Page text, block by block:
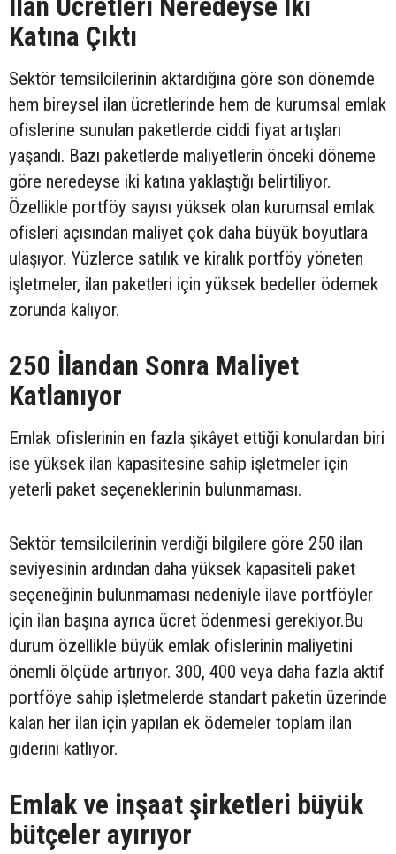
İlan Ücretleri Neredeyse İki
Katına Çıktı
Sektör temsilcilerinin aktardığına göre son dönemde
hem bireysel ilan ücretlerinde hem de kurumsal emlak
ofislerine sunulan paketlerde ciddi fiyat artışları
yaşandı. Bazı paketlerde maliyetlerin önceki döneme
göre neredeyse iki katına yaklaştığı belirtiliyor.
Özellikle portföy sayısı yüksek olan kurumsal emlak
ofisleri açısından maliyet çok daha büyük boyutlara
ulaşıyor. Yüzlerce satılık ve kiralık portföy yöneten
işletmeler, ilan paketleri için yüksek bedeller ödemek
zorunda kalıyor.
250 İlandan Sonra Maliyet
Katlanıyor
Emlak ofislerinin en fazla şikâyet ettiği konulardan biri
ise yüksek ilan kapasitesine sahip işletmeler için
yeterli paket seçeneklerinin bulunmaması.
Sektör temsilcilerinin verdiği bilgilere göre 250 ilan
seviyesinin ardından daha yüksek kapasiteli paket
seçeneğinin bulunmaması nedeniyle ilave portföyler
için ilan başına ayrıca ücret ödenmesi gerekiyor.Bu
durum özellikle büyük emlak ofislerinin maliyetini
önemli ölçüde artırıyor. 300, 400 veya daha fazla aktif
portföye sahip işletmelerde standart paketin üzerinde
kalan her ilan için yapılan ek ödemeler toplam ilan
giderini katlıyor.
Emlak ve inşaat şirketleri büyük
bütçeler ayırıyor